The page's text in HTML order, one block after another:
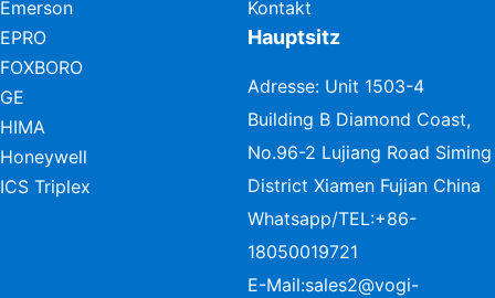
Emerson
EPRO
FOXBORO
GE
HIMA
Honeywell
ICS Triplex
Kontakt
Hauptsitz
Adresse: Unit 1503-4
Building B Diamond Coast,
No.96-2 Lujiang Road Siming
District Xiamen Fujian China
Whatsapp/TEL:+86-
18050019721
E-Mail:sales2@vogi-